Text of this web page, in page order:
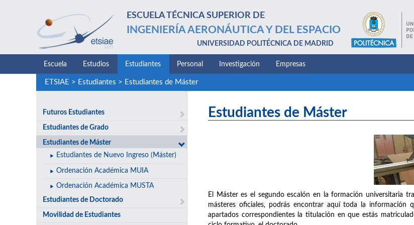
ESCUELA TÉCNICA SUPERIOR DE
INGENIERÍA AERONÁUTICA Y DEL ESPACIO
UNIVERSIDAD POLITÉCNICA DE MADRID
Escuela Estudios Estudiantes Personal Investigación Empresas
ETSIAE > Estudiantes > Estudiantes de Máster
Futuros Estudiantes
Estudiantes de Grado
Estudiantes de Máster
Estudiantes de Nuevo Ingreso (Máster)
Ordenación Académica MUIA
Ordenación Académica MUSTA
Estudiantes de Doctorado
Movilidad de Estudiantes
Estudiantes de Máster
El Máster es el segundo escalón en la formación universitaria
másteres oficiales, podrás encontrar aquí toda la información
apartados correspondientes la titulación en que estás